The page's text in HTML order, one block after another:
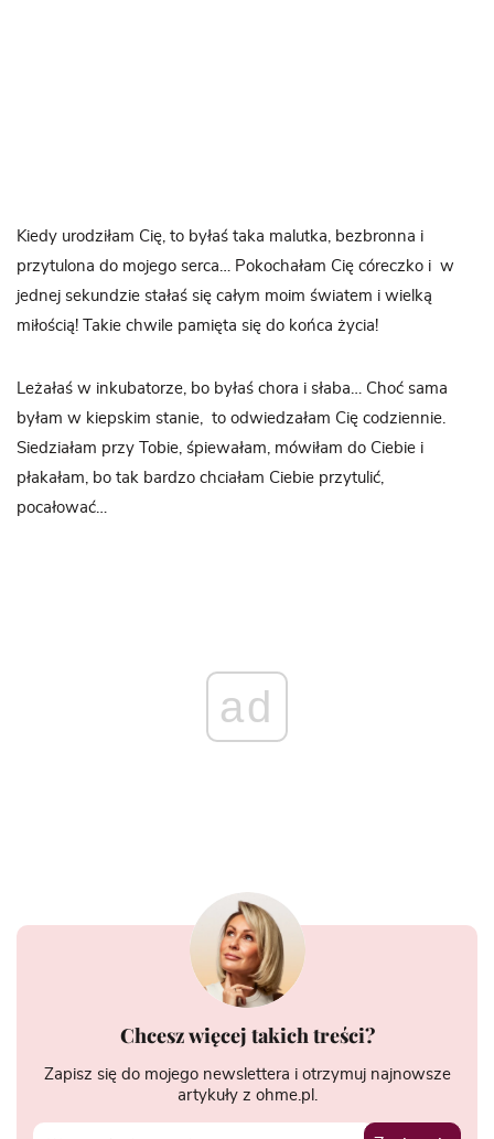
Kiedy urodziłam Cię, to byłaś taka malutka, bezbronna i
przytulona do mojego serca… Pokochałam Cię córeczko i w
jednej sekundzie stałaś się całym moim światem i wielką
miłością! Takie chwile pamięta się do końca życia!
Leżałaś w inkubatorze, bo byłaś chora i słaba… Choć sama
byłam w kiepskim stanie, to odwiedzałam Cię codziennie.
Siedziałam przy Tobie, śpiewałam, mówiłam do Ciebie i
płakałam, bo tak bardzo chciałam Ciebie przytulić,
pocałować…
ad
Chcesz więcej takich treści?
Zapisz się do mojego newslettera i otrzymuj najnowsze
artykuły z ohme.pl.